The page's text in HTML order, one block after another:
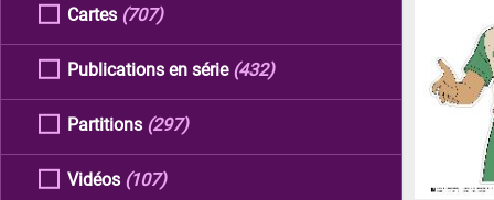
Cartes (707)
Publications en série (432)
Partitions (297)
Vidéos (107)